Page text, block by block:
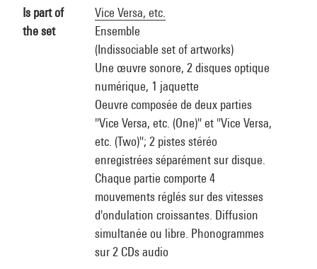
Is part of
the set
Vice Versa, etc.
Ensemble
(Indissociable set of artworks)
Une œuvre sonore, 2 disques optique
numérique, 1 jaquette
Oeuvre composée de deux parties
"Vice Versa, etc. (One)" et "Vice Versa,
etc. (Two)"; 2 pistes stéréo
enregistrées séparément sur disque.
Chaque partie comporte 4
mouvements réglés sur des vitesses
d'ondulation croissantes. Diffusion
simultanée ou libre. Phonogrammes
sur 2 CDs audio